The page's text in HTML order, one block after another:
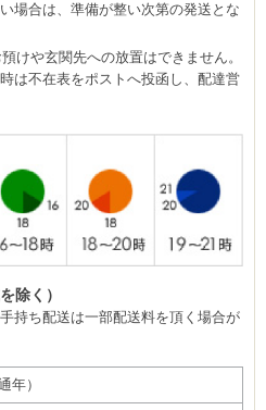
場合は、準備が整い次第の発送とな
けや玄関先への放置はできません。
は不在表をポストへ投函し、配達営
除く）
持ち配送は一部配送料を頂く場合が
年）